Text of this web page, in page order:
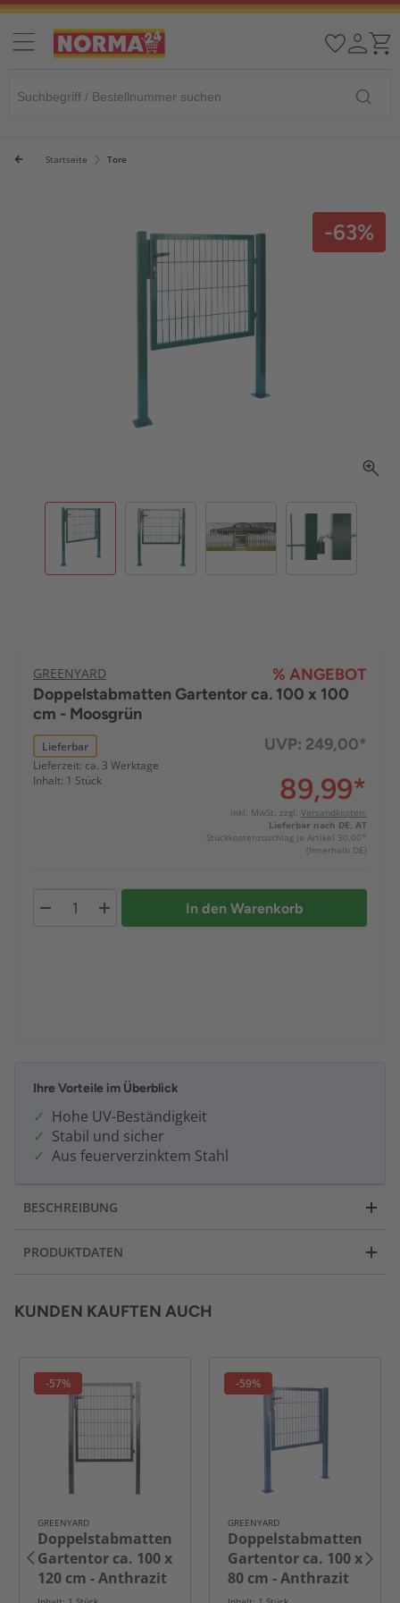
Startseite Tore
-63%
GREENYARD
% ANGEBOT
Doppelstabmatten Gartentor ca. 100 x 100
cm - Moosgrün
Lieferbar
Lieferzeit: ca. 3 Werktage
Inhalt: 1 Stück
UVP: 249,00*
89,99*
inkl. MwSt. zzgl. Versandkosten:
Lieferbar nach DE, AT
Stückkostenzuschlag je Artikel 30,00*
(Innerhalb DE)
In den Warenkorb
Ihre Vorteile im Überblick
Hohe UV-Beständigkeit
Stabil und sicher
Aus feuerverzinktem Stahl
BESCHREIBUNG
PRODUKTDATEN
KUNDEN KAUFTEN AUCH
-57%
GREENYARD
Doppelstabmatten
Gartentor ca. 100 x
120 cm - Anthrazit
-59%
GREENYARD
Doppelstabmatten
Gartentor ca. 100 x
80 cm - Anthrazit